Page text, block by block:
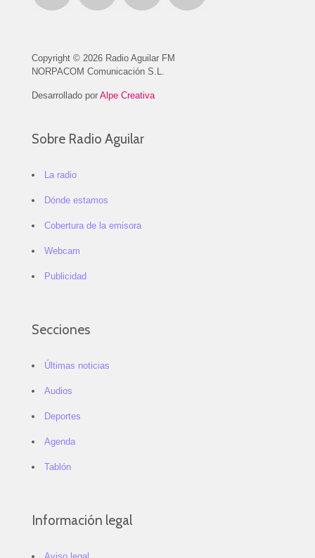
Copyright © 2026 Radio Aguilar FM
NORPACOM Comunicación S.L.
Desarrollado por Alpe Creativa
Sobre Radio Aguilar
La radio
Dónde estamos
Cobertura de la emisora
Webcam
Publicidad
Secciones
Últimas noticias
Audios
Deportes
Agenda
Tablón
Información legal